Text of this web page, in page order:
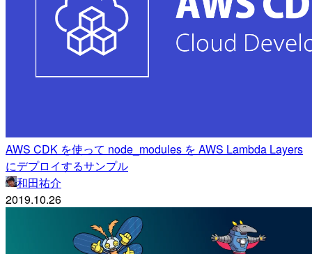
AWS CDK を使って node_modules を AWS Lambda Layers
にデプロイするサンプル
和田祐介
2019.10.26